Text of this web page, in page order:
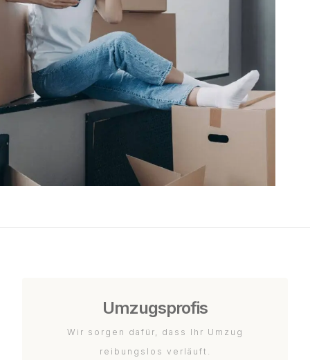
Umzugsprofis
Wir sorgen dafür, dass Ihr Umzug
reibungslos verläuft.